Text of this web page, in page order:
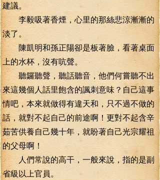
建議。
李毅吸著香煙，心里的那絲悲涼漸漸的
淡了。
陳凱明和孫正陽卻是板著臉，看著桌面
上的水杯，沒有吭聲。
聽鑼聽聲，聽話聽音，他們何嘗聽不出
來這幾個人話里飽含的諷刺意味？自己這事
情吧，本來就做得有違天和，只不過不做的
話，就對不起自己的前途啊！更對不起含辛
茹苦供養自己幾十年，就盼著自己光宗耀祖
的父母啊！
人們常說的高干，一般來說，指的是副
省級以上官員。